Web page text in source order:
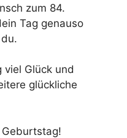
zum 84.
Tag genauso
viel Glück und
glückliche